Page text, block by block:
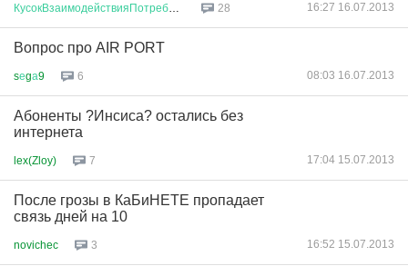
... 28 16:27 16.07.2013
Вопрос про AIR PORT
sеgа9 6 08:03 16.07.2013
Абоненты ?Инсиса? остались без
интернета
lex(Zloy) 7 17:04 15.07.2013
После грозы в КаБиНЕТЕ пропадает
связь дней на 10
novichec 3 16:52 15.07.2013